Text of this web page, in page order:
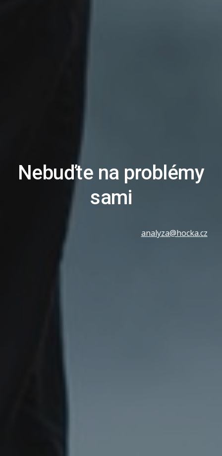
Nebuďte na problémy
sami
analyza@hocka.cz